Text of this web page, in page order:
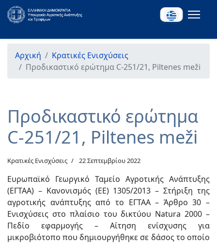
Αρχική
Κρατικές Ενισχύσεις
Προδικαστικό ερώτημα C-251/21, Piltenes meži
Προδικαστικό ερώτημα
C-251/21, Piltenes meži
Κρατικές Ενισχύσεις 22 Σεπτεμβρίου 2022
Ευρωπαϊκό Γεωργικό Ταμείο Αγροτικής Ανάπτυξης
(ΕΓΤΑΑ) – Κανονισμός (ΕΕ) 1305/2013 – Στήριξη της
αγροτικής ανάπτυξης από το ΕΓΤΑΑ – Άρθρο 30 –
Ενισχύσεις στο πλαίσιο του δικτύου Natura 2000 –
Πεδίο εφαρμογής – Αίτηση ενίσχυσης για
μικροβιότοπο που δημιουργήθηκε σε δάσος το οποίο